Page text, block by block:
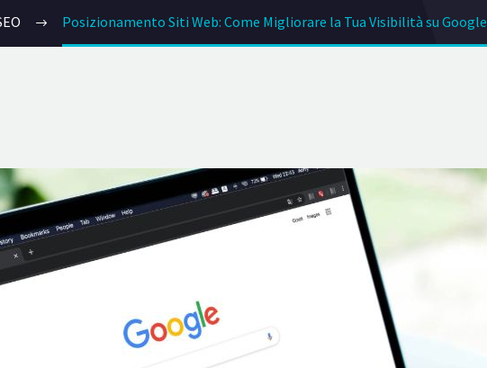
Posizionamento Siti Web: Come Migliorare la Tua Visibilità su Google